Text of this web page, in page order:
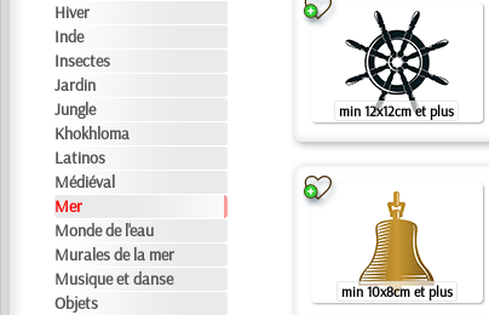
Hiver
Inde
Insectes
Jardin
Jungle
Khokhloma
Latinos
Médiéval
Mer
Monde de l'eau
Murales de la mer
Musique et danse
Objets
min 12x12cm et plus
min 10x8cm et plus